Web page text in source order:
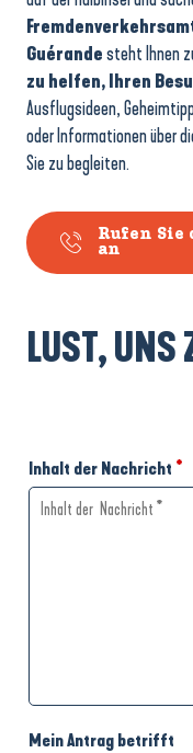
Guérandesteht Ihnen
zu helfen, Ihren
Ausflugsideen,
oder Informationen über
Sie zu begleiten.
Rufen
an
LUST, UNS